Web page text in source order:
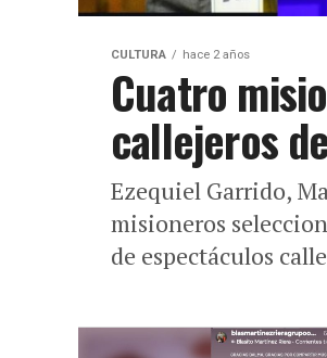
CULTURA hace 2 años
Cuatro
callejeros
Ezequiel Garrido,
misioneros
de espectáculos